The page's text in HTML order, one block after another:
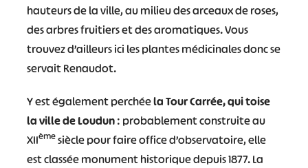
hauteurs de la ville, au milieu des arceaux de roses,
des arbres fruitiers et des aromatiques. Vous
trouvez d’ailleurs ici les plantes médicinales donc se
servait Renaudot.
Y est également perchéela Tour Carrée, qui toise
la ville de Loudun: probablement construite au
XIIèmesiècle pour faire office d’observatoire, elle
est classée monument historique depuis 1877. La